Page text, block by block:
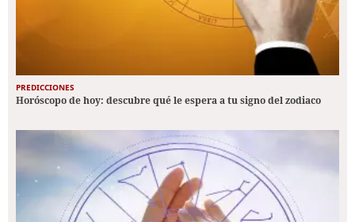
PREDICCIONES
Horóscopo de hoy: descubre qué le espera a tu signo del zodiaco